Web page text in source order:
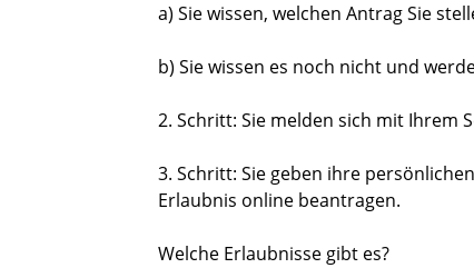
a) Sie wissen, welchen Antrag Sie
b) Sie wissen es noch nicht und
2. Schritt: Sie melden sich mit Ihrem
3. Schritt: Sie geben ihre
Erlaubnis online beantragen.
Welche Erlaubnisse gibt es?